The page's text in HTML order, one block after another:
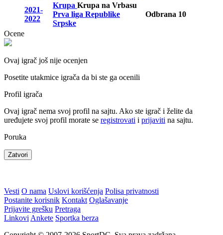
2021-
2022
Krupa Krupa na Vrbasu
Prva liga Republike
Srpske
Odbrana 10
Ocene
Ovaj igrač još nije ocenjen
Posetite utakmice igrača da bi ste ga ocenili
Profil igrača
Ovaj igrač nema svoj profil na sajtu. Ako ste igrač i želite da
uređujete svoj profil morate se registrovati i prijaviti na sajtu.
Poruka
Zatvori
Vesti O nama Uslovi korišćenja Polisa privatnosti
Postanite korisnik Kontakt Oglašavanje
Prijavite grešku Pretraga
Linkovi Ankete Sportka berza